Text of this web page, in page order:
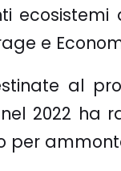
ecosistemi
e
al
2022 ha
per